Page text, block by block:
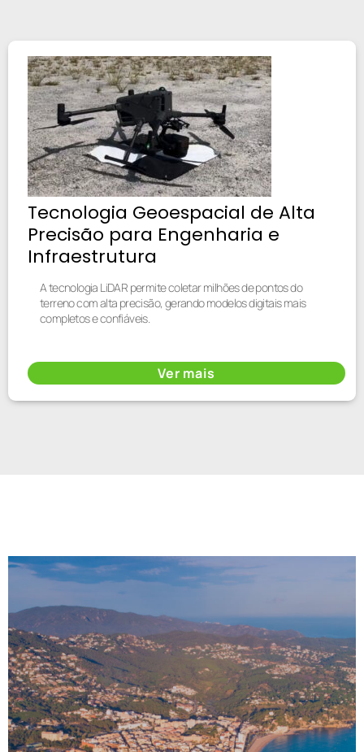
Tecnologia Geoespacial de Alta
Precisão para Engenharia e
Infraestrutura
A tecnologia LiDAR permite coletar milhões de pontos do
terreno com alta precisão, gerando modelos digitais mais
completos e confiáveis.
Ver mais